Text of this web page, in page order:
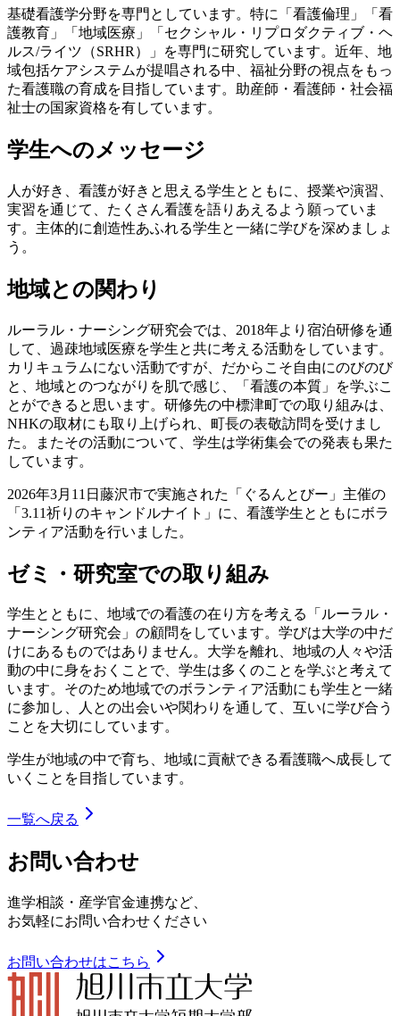
基礎看護学分野を専門としています。特に「看護倫理」「看
護教育」「地域医療」「セクシャル・リプロダクティブ・ヘ
ルス/ライツ（SRHR）」を専門に研究しています。近年、地
域包括ケアシステムが提唱される中、福祉分野の視点をもっ
た看護職の育成を目指しています。助産師・看護師・社会福
祉士の国家資格を有しています。
学生へのメッセージ
人が好き、看護が好きと思える学生とともに、授業や演習、
実習を通じて、たくさん看護を語りあえるよう願っていま
す。主体的に創造性あふれる学生と一緒に学びを深めましょ
う。
地域との関わり
ルーラル・ナーシング研究会では、2018年より宿泊研修を通
して、過疎地域医療を学生と共に考える活動をしています。
カリキュラムにない活動ですが、だからこそ自由にのびのび
と、地域とのつながりを肌で感じ、「看護の本質」を学ぶこ
とができると思います。研修先の中標津町での取り組みは、
NHKの取材にも取り上げられ、町長の表敬訪問を受けまし
た。またその活動について、学生は学術集会での発表も果た
しています。
2026年3月11日藤沢市で実施された「ぐるんとびー」主催の
「3.11祈りのキャンドルナイト」に、看護学生とともにボラ
ンティア活動を行いました。
ゼミ・研究室での取り組み
学生とともに、地域での看護の在り方を考える「ルーラル・
ナーシング研究会」の顧問をしています。学びは大学の中だ
けにあるものではありません。大学を離れ、地域の人々や活
動の中に身をおくことで、学生は多くのことを学ぶと考えて
います。そのため地域でのボランティア活動にも学生と一緒
に参加し、人との出会いや関わりを通して、互いに学び合う
ことを大切にしています。
学生が地域の中で育ち、地域に貢献できる看護職へ成長して
いくことを目指しています。
一覧へ戻る
お問い合わせ
進学相談・産学官金連携など、
お気軽にお問い合わせください
お問い合わせはこちら